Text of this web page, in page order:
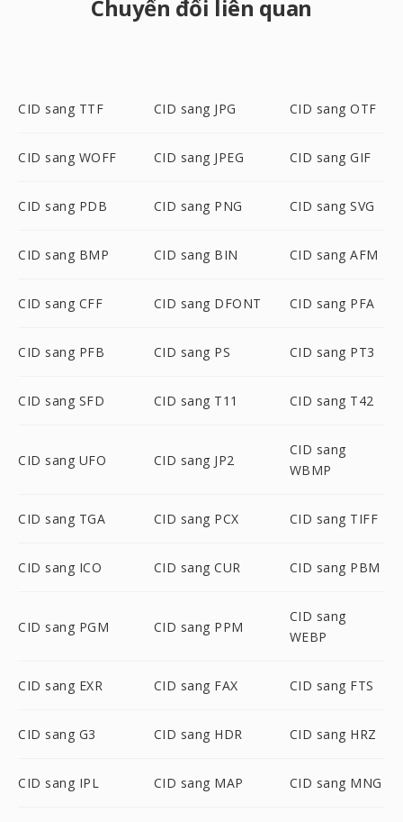
Chuyển đổi liên quan
CID sang TTF CID sang JPG CID sang OTF
CID sang WOFF CID sang JPEG CID sang GIF
CID sang PDB CID sang PNG CID sang SVG
CID sang BMP CID sang BIN CID sang AFM
CID sang CFF CID sang DFONT CID sang PFA
CID sang PFB CID sang PS CID sang PT3
CID sang SFD CID sang T11 CID sang T42
CID sang UFO CID sang JP2
CID sang
WBMP
CID sang TGA CID sang PCX CID sang TIFF
CID sang ICO CID sang CUR CID sang PBM
CID sang PGM CID sang PPM
CID sang
WEBP
CID sang EXR CID sang FAX CID sang FTS
CID sang G3 CID sang HDR CID sang HRZ
CID sang IPL CID sang MAP CID sang MNG